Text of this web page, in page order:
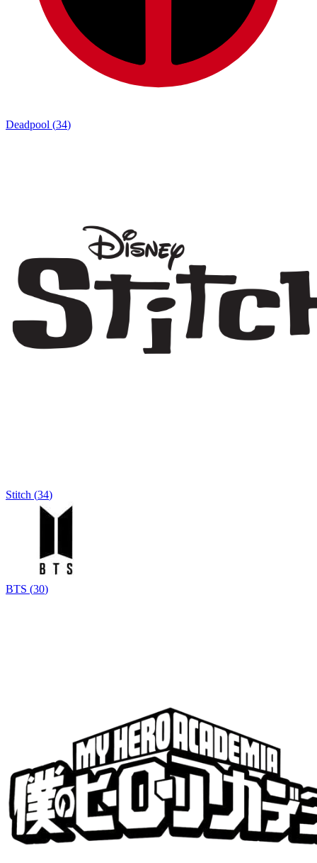
Deadpool (34)
Stitch (34)
BTS (30)